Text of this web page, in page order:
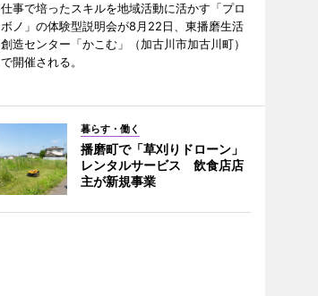
仕事で培ったスキルを地域活動に活かす「プロ
ボノ」の体験型説明会が8月22日、東播磨生活
創造センター「かこむ」（加古川市加古川町）
で開催される。
暮らす・働く
播磨町で「草刈りドローン」
レンタルサービス 飲食店店
主が新規事業